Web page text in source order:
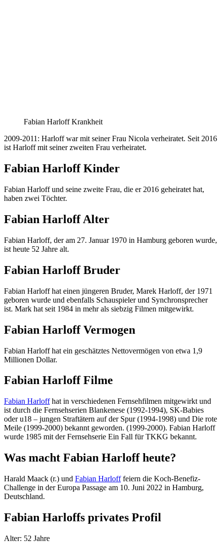
Fabian Harloff Krankheit
2009-2011: Harloff war mit seiner Frau Nicola verheiratet. Seit 2016
ist Harloff mit seiner zweiten Frau verheiratet.
Fabian Harloff Kinder
Fabian Harloff und seine zweite Frau, die er 2016 geheiratet hat,
haben zwei Töchter.
Fabian Harloff Alter
Fabian Harloff, der am 27. Januar 1970 in Hamburg geboren wurde,
ist heute 52 Jahre alt.
Fabian Harloff Bruder
Fabian Harloff hat einen jüngeren Bruder, Marek Harloff, der 1971
geboren wurde und ebenfalls Schauspieler und Synchronsprecher
ist. Mark hat seit 1984 in mehr als siebzig Filmen mitgewirkt.
Fabian Harloff Vermogen
Fabian Harloff hat ein geschätztes Nettovermögen von etwa 1,9
Millionen Dollar.
Fabian Harloff Filme
Fabian Harloffhat in verschiedenen Fernsehfilmen mitgewirkt und
ist durch die Fernsehserien Blankenese (1992-1994), SK-Babies
oder u18 – jungen Straftätern auf der Spur (1994-1998) und Die rote
Meile (1999-2000) bekannt geworden. (1999-2000). Fabian Harloff
wurde 1985 mit der Fernsehserie Ein Fall für TKKG bekannt.
Was macht Fabian Harloff heute?
Harald Maack (r.) und Fabian Harlofffeiern die Koch-Benefiz-
Challenge in der Europa Passage am 10. Juni 2022 in Hamburg,
Deutschland.
Fabian Harloffs privates Profil
Alter: 52 Jahre